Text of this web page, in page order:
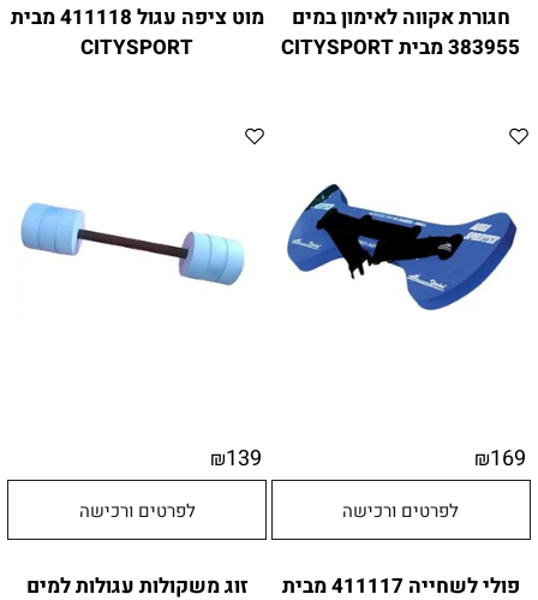
חגורת אקווה לאימון במים
383955 מבית CITYSPORT
₪169
לפרטים ורכישה
מוט ציפה עגול 411118 מבית
CITYSPORT
₪139
לפרטים ורכישה
פולי לשחייה 411117 מבית
זוג משקולות עגולות למים